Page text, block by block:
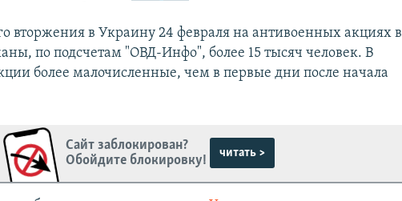
вторжения в Украину 24 февраля на антивоенных акциях в
по подсчетам "ОВД-Инфо", более 15 тысяч человек. В
более малочисленные, чем в первые дни после начала
Сайт заблокирован?
Обойдите блокировку!
читать >